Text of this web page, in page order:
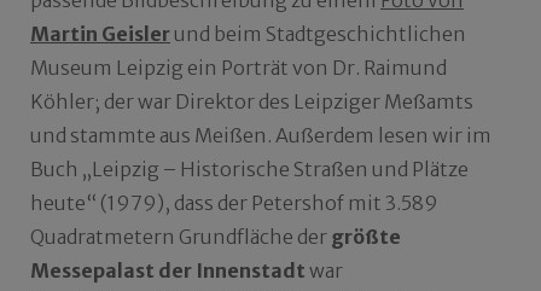
Martin Geisler und beim Stadtgeschichtlichen
Museum Leipzig ein Porträt von Dr. Raimund
Köhler; der war Direktor des Leipziger Meßamts
und stammte aus Meißen. Außerdem lesen wir im
Buch „Leipzig – Historische Straßen und Plätze
heute“ (1979), dass der Petershof mit 3.589
Quadratmetern Grundfläche der größte
Messepalast der Innenstadt war